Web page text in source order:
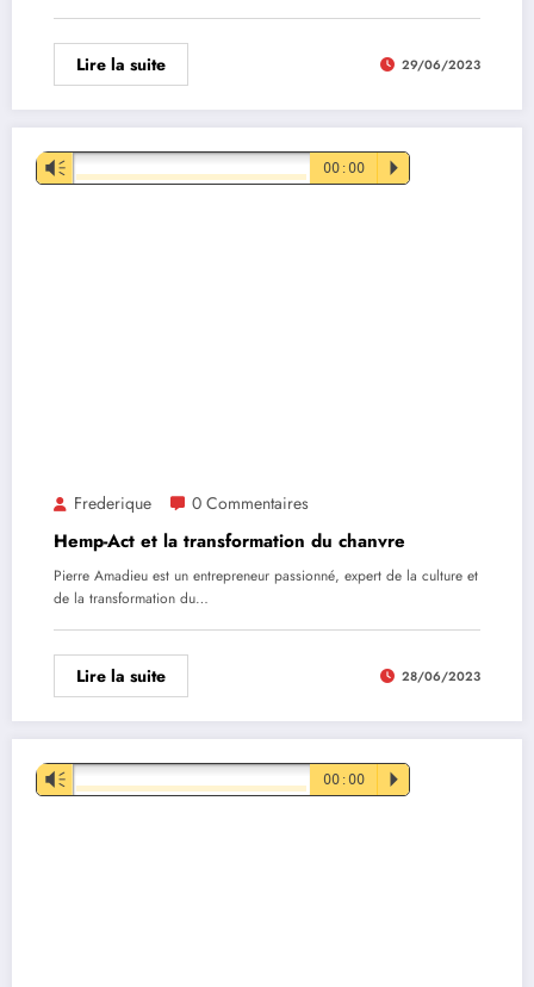
Lire la suite 29/06/2023
Lecteur
audio
Vm 00:00 P
Frederique 0 Commentaires
Hemp-Act et la transformation du chanvre
Pierre Amadieu est un entrepreneur passionné, expert de la culture et
de la transformation du…
Lire la suite 28/06/2023
Lecteur
audio
Vm 00:00 P